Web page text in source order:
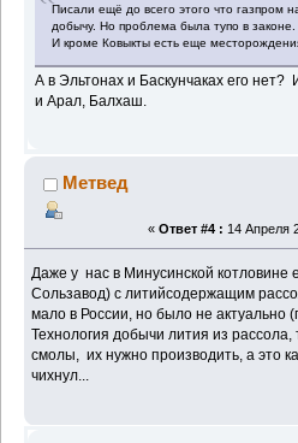
Писали ещё до всего этого что газпром
добычу. Но проблема была тупо в
И кроме Ковыкты есть еще
А в Эльтонах и Баскунчаках его нет?
и Арал, Балхаш.
Метвед
« Ответ #4 : 14 Апреля
Даже у нас в Минусинской котловине
Сользавод) с литийсодержащим
мало в России, но было не актуально
Технология добычи лития из
смолы, их нужно производить, а это
чихнул...